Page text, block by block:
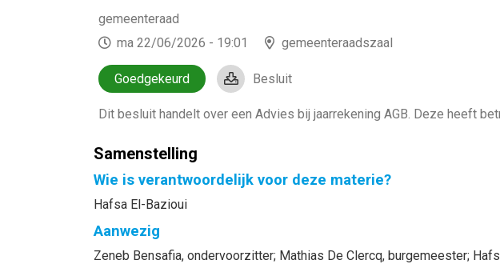
gemeenteraad
ma 22/06/2026 - 19:01
gemeenteraadszaal
Goedgekeurd Besluit
Dit besluit handelt over een Advies bij jaarrekening AGB. Deze heeft
Samenstelling
Wie is verantwoordelijk voor deze materie?
Hafsa El-Bazioui
Aanwezig
Zeneb Bensafia, ondervoorzitter; Mathias De Clercq, burgemeester;